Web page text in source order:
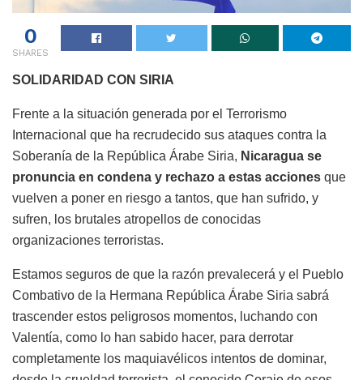
0
SHARES
SOLIDARIDAD CON SIRIA
Frente a la situación generada por el Terrorismo
Internacional que ha recrudecido sus ataques contra la
Soberanía de la República Árabe Siria, Nicaragua se
pronuncia en condena y rechazo a estas acciones que
vuelven a poner en riesgo a tantos, que han sufrido, y
sufren, los brutales atropellos de conocidas
organizaciones terroristas.
Estamos seguros de que la razón prevalecerá y el Pueblo
Combativo de la Hermana República Árabe Siria sabrá
trascender estos peligrosos momentos, luchando con
Valentía, como lo han sabido hacer, para derrotar
completamente los maquiavélicos intentos de dominar,